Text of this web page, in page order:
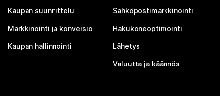
Kaupan suunnittelu
Markkinointi ja konversio
Kaupan hallinnointi
Sähköpostimarkkinointi
Hakukoneoptimointi
Lähetys
Valuutta ja käännös